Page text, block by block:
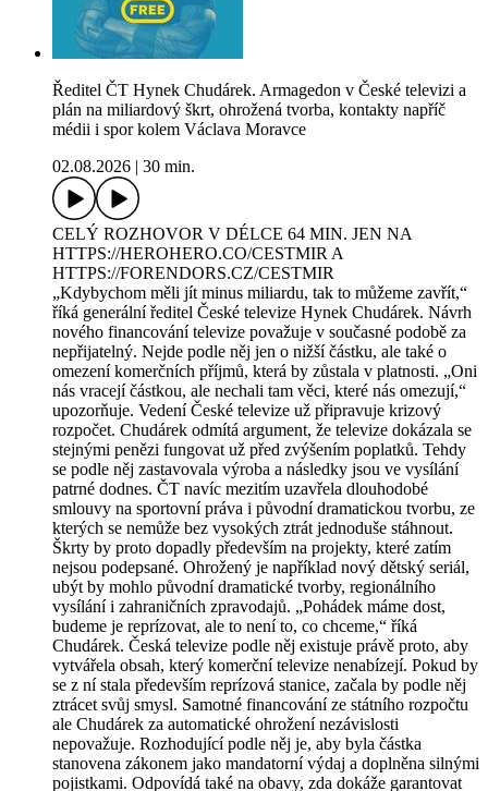
Ředitel ČT Hynek Chudárek. Armagedon v České televizi a
plán na miliardový škrt, ohrožená tvorba, kontakty napříč
médii i spor kolem Václava Moravce
02.08.2026
30 min.
CELÝ ROZHOVOR V DÉLCE 64 MIN. JEN NA
⁠HTTPS://HEROHERO.CO/CESTMIR⁠⁠⁠⁠ A
⁠HTTPS://FORENDORS.CZ/CESTMIR
„Kdybychom měli jít minus miliardu, tak to můžeme zavřít,“
říká generální ředitel České televize Hynek Chudárek. Návrh
nového financování televize považuje v současné podobě za
nepřijatelný. Nejde podle něj jen o nižší částku, ale také o
omezení komerčních příjmů, která by zůstala v platnosti. „Oni
nás vracejí částkou, ale nechali tam věci, které nás omezují,“
upozorňuje. Vedení České televize už připravuje krizový
rozpočet. Chudárek odmítá argument, že televize dokázala se
stejnými penězi fungovat už před zvýšením poplatků. Tehdy
se podle něj zastavovala výroba a následky jsou ve vysílání
patrné dodnes. ČT navíc mezitím uzavřela dlouhodobé
smlouvy na sportovní práva i původní dramatickou tvorbu, ze
kterých se nemůže bez vysokých ztrát jednoduše stáhnout.
Škrty by proto dopadly především na projekty, které zatím
nejsou podepsané. Ohrožený je například nový dětský seriál,
ubýt by mohlo původní dramatické tvorby, regionálního
vysílání i zahraničních zpravodajů. „Pohádek máme dost,
budeme je reprízovat, ale to není to, co chceme,“ říká
Chudárek. Česká televize podle něj existuje právě proto, aby
vytvářela obsah, který komerční televize nenabízejí. Pokud by
se z ní stala především reprízová stanice, začala by podle něj
ztrácet svůj smysl. Samotné financování ze státního rozpočtu
ale Chudárek za automatické ohrožení nezávislosti
nepovažuje. Rozhodující podle něj je, aby byla částka
stanovena zákonem jako mandatorní výdaj a doplněna silnými
pojistkami. Odpovídá také na obavy, zda dokáže garantovat